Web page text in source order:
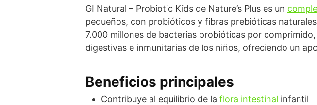
GI Natural – Probiotic Kids de Nature’s Plus es un
pequeños, con probióticos y fibras prebióticas
7.000 millones de bacterias probióticas por
digestivas e inmunitarias de los niños, ofreciendo un
Beneficios principales
Contribuye al equilibrio de la flora intestinal infantil